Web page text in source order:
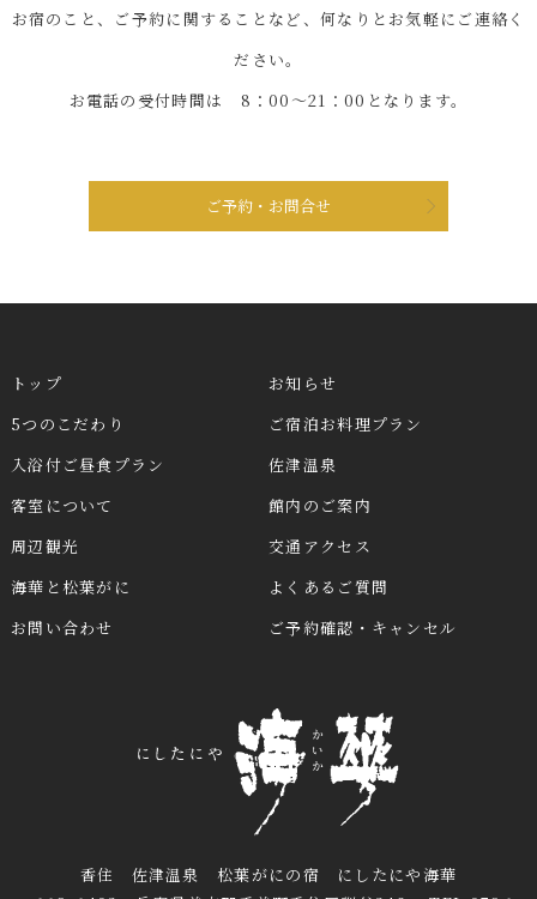
お宿のこと、ご予約に関することなど、何なりとお気軽にご連絡く
ださい。
お電話の受付時間は 8：00～21：00となります。
ご予約・お問合せ
トップ
お知らせ
5つのこだわり
ご宿泊お料理プラン
入浴付ご昼食プラン
佐津温泉
客室について
館内のご案内
周辺観光
交通アクセス
海華と松葉がに
よくあるご質問
お問い合わせ
ご予約確認・キャンセル
香住 佐津温泉 松葉がにの宿 にしたにや海華